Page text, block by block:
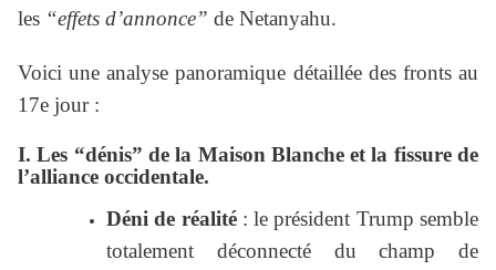
les “effets d’annonce” de Netanyahu.
Voici une analyse panoramique détaillée des fronts au
17e jour :
I. Les “dénis” de la Maison Blanche et la fissure de
l’alliance occidentale.
Déni de réalité: le président Trump semble
totalement déconnecté du champ de